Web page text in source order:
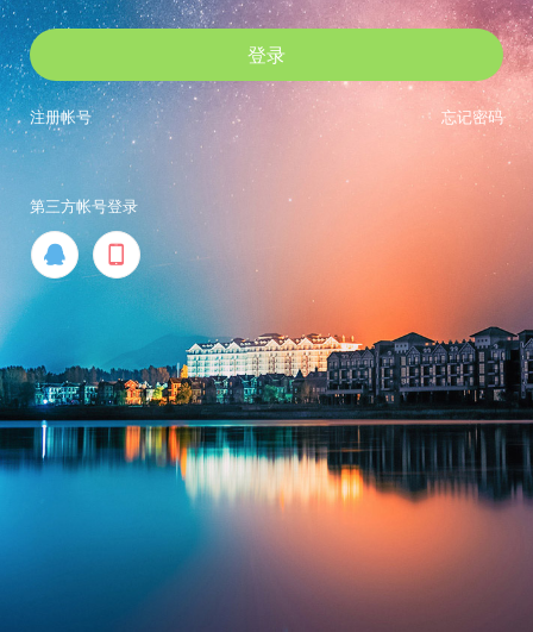
登录
忘记密码
注册帐号
第三方帐号登录
 